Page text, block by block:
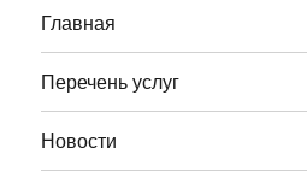
Главная
Перечень услуг
Новости